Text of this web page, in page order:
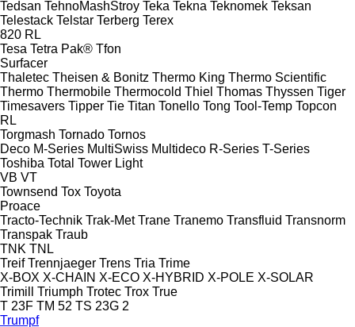
Tedsan TehnoMashStroy Teka Tekna Teknomek Teksan
Telestack Telstar Terberg Terex
820 RL
Tesa Tetra Pak® Tfon
Surfacer
Thaletec Theisen & Bonitz Thermo King Thermo Scientific
Thermo Thermobile Thermocold Thiel Thomas Thyssen Tiger
Timesavers Tipper Tie Titan Tonello Tong Tool-Temp Topcon
RL
Torgmash Tornado Tornos
Deco M-Series MultiSwiss Multideco R-Series T-Series
Toshiba Total Tower Light
VB VT
Townsend Tox Toyota
Proace
Tracto-Technik Trak-Met Trane Tranemo Transfluid Transnorm
Transpak Traub
TNK TNL
Treif Trennjaeger Trens Tria Trime
X-BOX X-CHAIN X-ECO X-HYBRID X-POLE X-SOLAR
Trimill
Triumph Trotec Trox True
T 23F TM 52 TS 23G 2
Trumpf